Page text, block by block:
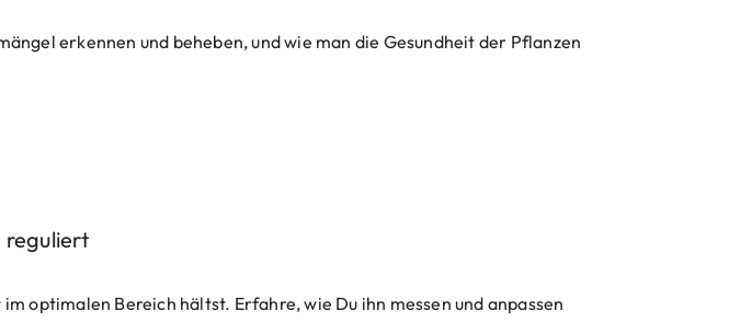
erkennen und beheben, und wie man die Gesundheit der Pflanzen
reguliert
optimalen Bereich hältst. Erfahre, wie Du ihn messen und anpassen